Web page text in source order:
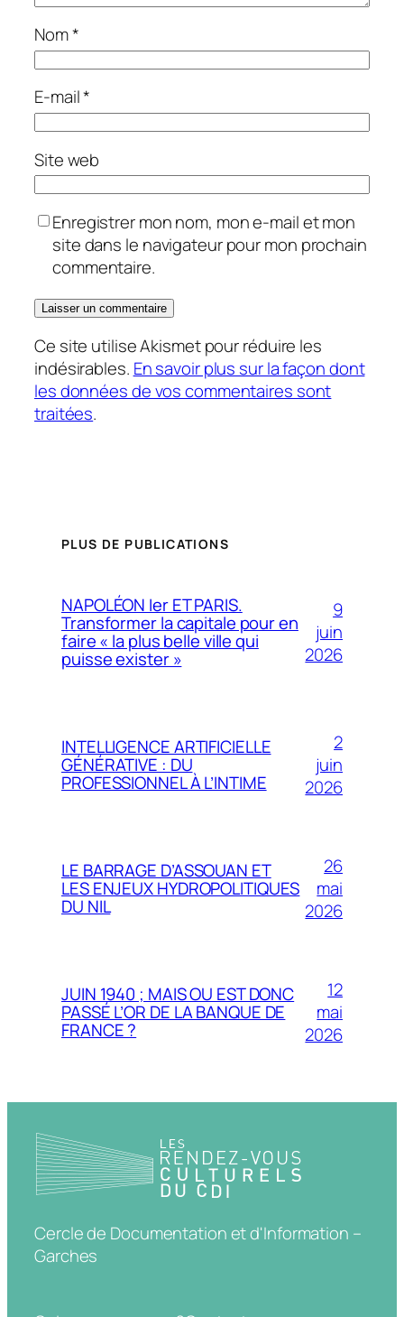
Nom*
E-mail*
Site web
Enregistrer mon nom, mon e-mail et mon
site dans le navigateur pour mon prochain
commentaire.
Ce site utilise Akismet pour réduire les
indésirables. En savoir plus sur la façon dont
les données de vos commentaires sont
traitées.
PLUS DE PUBLICATIONS
NAPOLÉON Ier ET PARIS.
Transformer la capitale pour en
faire « la plus belle ville qui
puisse exister »
9
juin
2026
INTELLIGENCE ARTIFICIELLE
GÉNÉRATIVE : DU
PROFESSIONNEL À L’INTIME
2
juin
2026
LE BARRAGE D’ASSOUAN ET
LES ENJEUX HYDROPOLITIQUES
DU NIL
26
mai
2026
JUIN 1940 ; MAIS OU EST DONC
PASSÉ L’OR DE LA BANQUE DE
FRANCE ?
12
mai
2026
Cercle de Documentation et d'Information –
Garches